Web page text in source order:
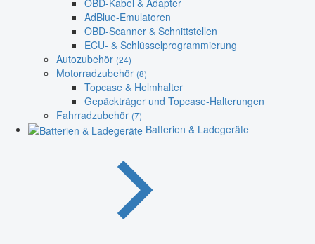
AdBlue-Emulatoren
OBD-Scanner & Schnittstellen
ECU- & Schlüsselprogrammierung
Autozubehör (24)
Motorradzubehör (8)
Topcase & Helmhalter
Gepäckträger und Topcase-Halterungen
Fahrradzubehör (7)
Batterien & Ladegeräte